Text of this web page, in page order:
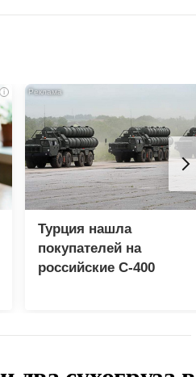
i
Турция нашла
покупателей на
российские C-400